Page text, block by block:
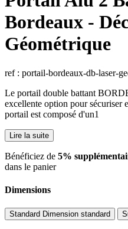
Bordeaux -
Géométrique
ref : portail-bordeaux-db-laser-
Le portail double battant
excellente option pour sécuriser
portail est composé d'un1
Lire la suite
​Bénéficiez de 5%
dans le panier
Dimensions
Standard Dimension standard